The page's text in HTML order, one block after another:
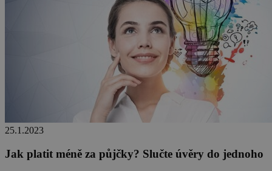
25.1.2023
Jak platit méně za půjčky? Slučte úvěry do jednoho